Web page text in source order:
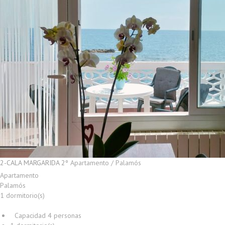
2-CALA MARGARIDA 2º Apartamento / Palamós
Apartamento
Palamós
1 dormitorio(s)
Capacidad 4 personas